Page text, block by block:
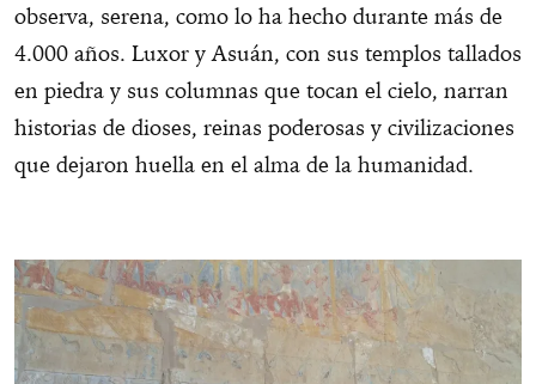
observa, serena, como lo ha hecho durante más de
4.000 años. Luxor y Asuán, con sus templos tallados
en piedra y sus columnas que tocan el cielo, narran
historias de dioses, reinas poderosas y civilizaciones
que dejaron huella en el alma de la humanidad.